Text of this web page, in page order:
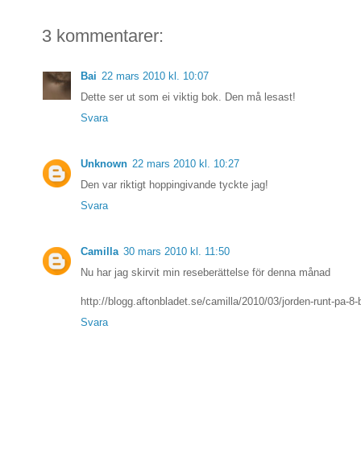
3 kommentarer:
Bai 22 mars 2010 kl. 10:07
Dette ser ut som ei viktig bok. Den må lesast!
Svara
Unknown 22 mars 2010 kl. 10:27
Den var riktigt hoppingivande tyckte jag!
Svara
Camilla 30 mars 2010 kl. 11:50
Nu har jag skirvit min reseberättelse för denna månad
http://blogg.aftonbladet.se/camilla/2010/03/jorden-runt-pa-8-
Svara